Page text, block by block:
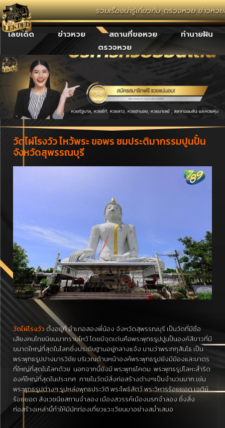
รวมเรื่องน่ารู้เกี่ยวกับ ตรวจหวย ข่าวหวย
เลขเด็ด ข่าวหวย สถานที่ขอหวย
ทำนายฝัน
ตรวจหวย
วัดไผ่โรงวัว ไหว้พระ ขอพร ชมประติมากรรมปูนปั้น
จังหวัดสุพรรณบุรี
วัดไผ่โรงวัว ตั้งอยู่ที่ อำเภอสองพี่น้อง จังหวัดสุพรรณบุรี เป็นวัดที่มีชื่อ
เสียงคนไทยนิยมมากราบไหว้ โดยมีจุดเด่นคือพระพุทธรูปปูนปั้นองค์สีขาวที่มี
ขนาดใหญ่ที่สุดในโลกซึ่งประดิษฐานอยู่กลางแจ้ง นามว่าพระกกุสันโธ เป็น
พระพุทธรูปปางมารวิชัย บริเวณด้านหน้าองค์พระพุทธรูปยังมีฆ้องและบาตร
ที่ใหญ่ที่สุดในโลกด้วย นอกจากนี้ยังมี พระพุทธโคดม พระพุทธรูปโลหะสำริด
องค์ใหญ่ที่สุดในประเทศ ภายในวัดมีสิ่งก่อสร้างต่างๆเป็นจำนวนมาก เช่น
พระพุทธรูปต่างๆ รูปหล่อพุทธประวัติ พระโพธิสัตว์ พระวิหารร้อยยอด เจดีย์
ร้อยยอด สังเวชนียสถานจำลอง เมืองสวรรค์เมืองนรกจำลอง ซึ่งสิ่ง
ก่อสร้างเหล่านี้ทำให้มีนักท่องเที่ยวแวะเวียนมาอย่างสม่ำเสมอ